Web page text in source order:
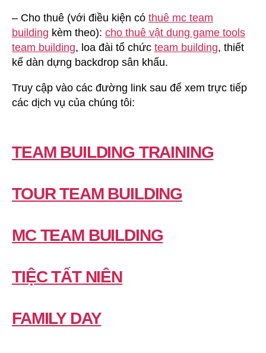
– Cho thuê (với điều kiện có thuê mc team
building kèm theo): cho thuê vật dụng game tools
team building, loa đài tổ chức team building, thiết
kế dàn dựng backdrop sân khấu.
Truy cập vào các đường link sau để xem trực tiếp
các dịch vụ của chúng tôi:
TEAM BUILDING TRAINING
TOUR TEAM BUILDING
MC TEAM BUILDING
TIỆC TẤT NIÊN
FAMILY DAY